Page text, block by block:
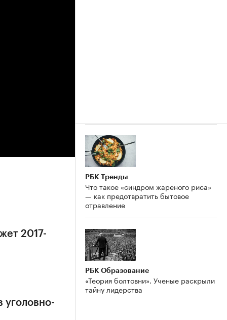
2017-
уголовно-
РБК Тренды
Что такое «синдром жареного риса»
— как предотвратить бытовое
отравление
РБК Образование
«Теория болтовни». Ученые раскрыли
тайну лидерства